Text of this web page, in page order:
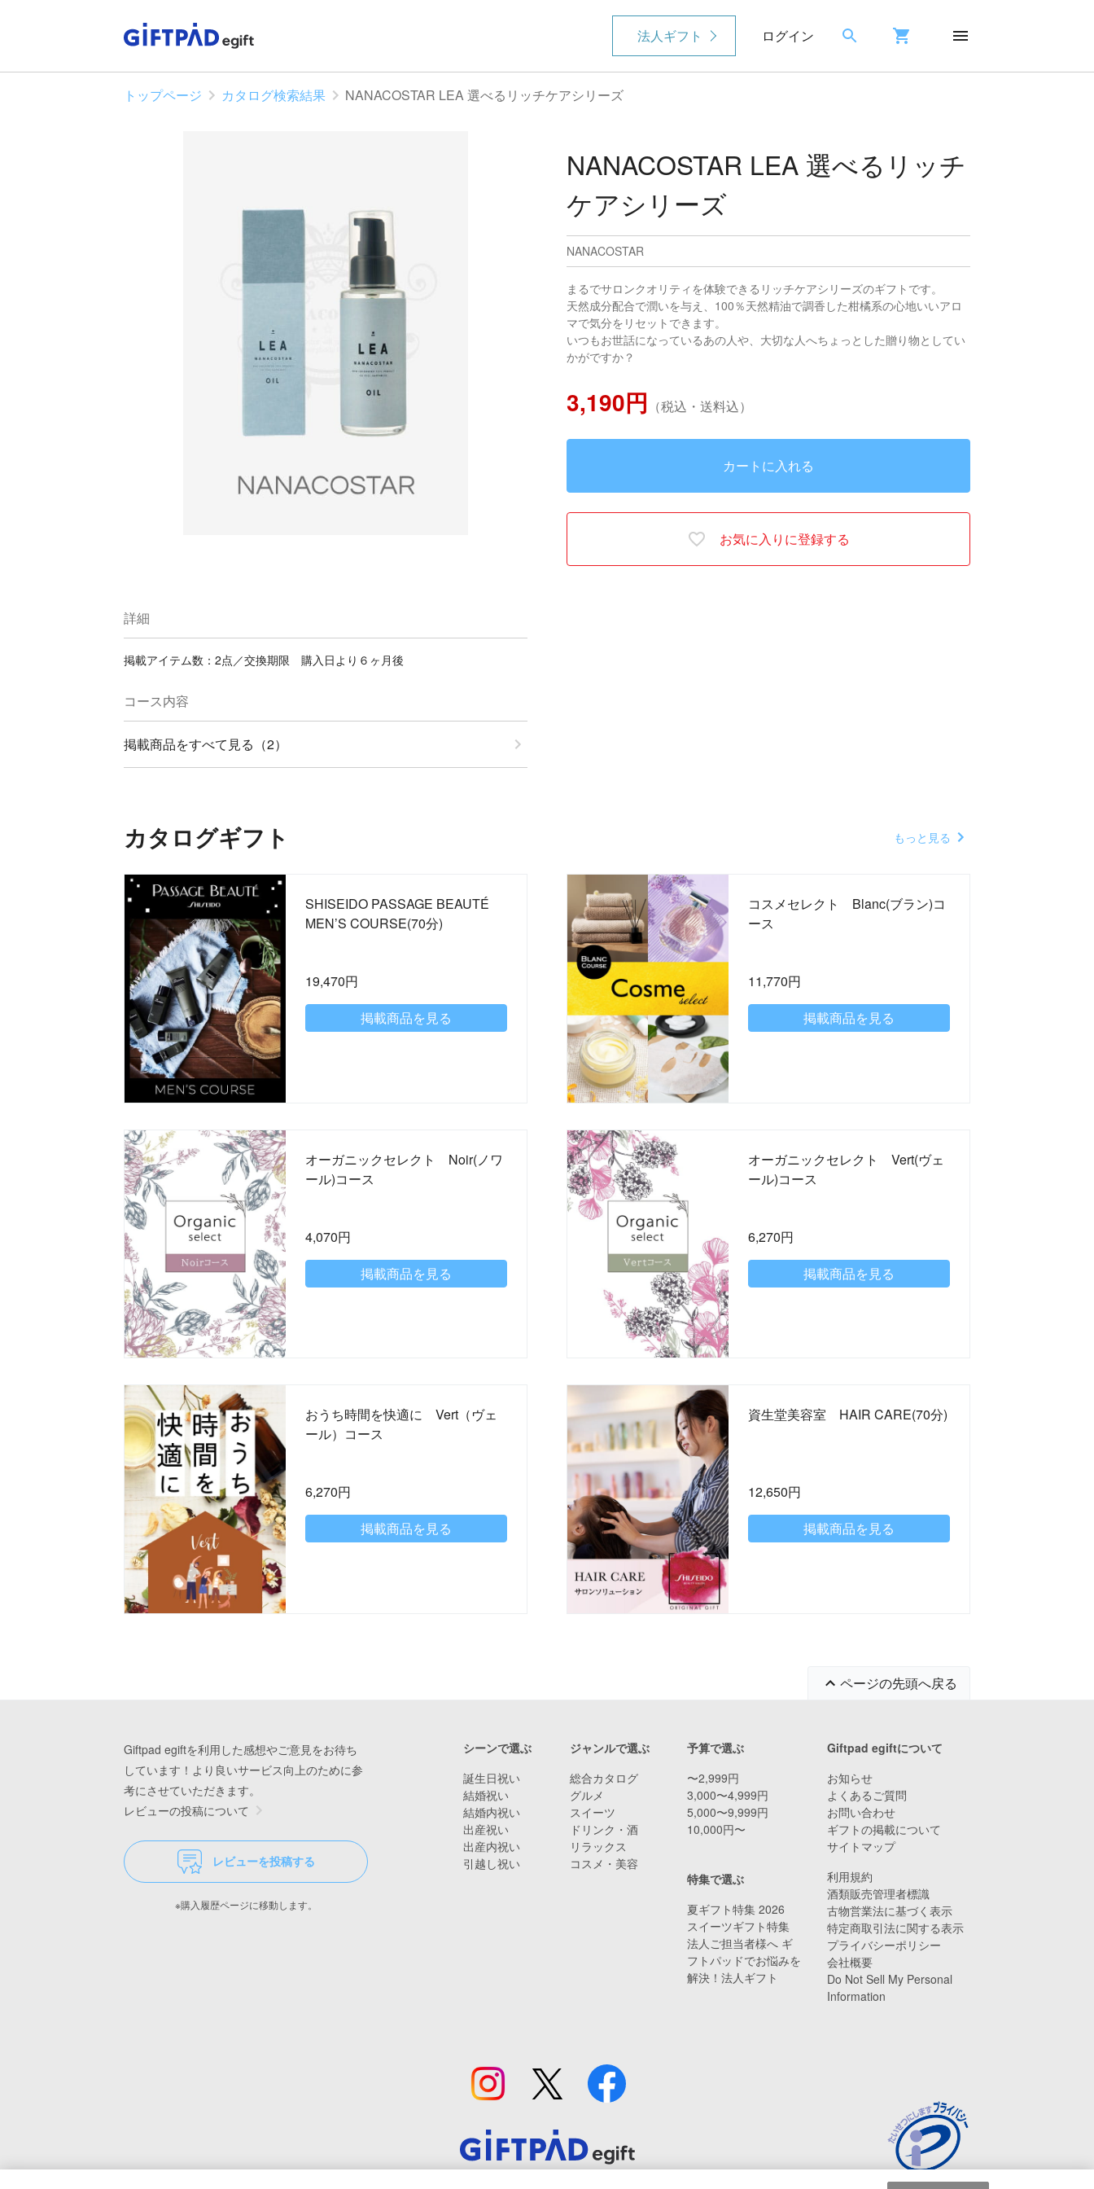
法人ギフト ログイン
トップページ カタログ検索結果 NANACOSTAR LEA 選べるリッチケアシリーズ
NANACOSTAR LEA 選べるリッチ
ケアシリーズ
NANACOSTAR
まるでサロンクオリティを体験できるリッチケアシリーズのギフトです。
天然成分配合で潤いを与え、100％天然精油で調香した柑橘系の心地いいアロ
マで気分をリセットできます。
いつもお世話になっているあの人や、大切な人へちょっとした贈り物としてい
かがですか？
3,190円 （税込・送料込）
カートに入れる
お気に入りに登録する
詳細
掲載アイテム数：2点／交換期限 購入日より６ヶ月後
コース内容
掲載商品をすべて見る（2）
カタログギフト もっと見る
SHISEIDO PASSAGE BEAUTÉ
MEN’S COURSE(70分)
19,470円
掲載商品を見る
コスメセレクト Blanc(ブラン)コ
ース
11,770円
掲載商品を見る
オーガニックセレクト Noir(ノワ
ール)コース
4,070円
掲載商品を見る
オーガニックセレクト Vert(ヴェ
ール)コース
6,270円
掲載商品を見る
おうち時間を快適に Vert（ヴェ
ール）コース
6,270円
掲載商品を見る
資生堂美容室 HAIR CARE(70分)
12,650円
掲載商品を見る
ページの先頭へ戻る
Giftpad egiftを利用した感想やご意見をお待ち
しています！より良いサービス向上のために参
考にさせていただきます。
レビューの投稿について
レビューを投稿する
※購入履歴ページに移動します。
シーンで選ぶ
誕生日祝い
結婚祝い
結婚内祝い
出産祝い
出産内祝い
引越し祝い
予算で選ぶ
〜2,999円
3,000〜4,999円
5,000〜9,999円
10,000円〜
ジャンルで選ぶ
総合カタログ
グルメ
スイーツ
ドリンク・酒
リラックス
コスメ・美容
特集で選ぶ
夏ギフト特集 2026
スイーツギフト特集
法人ご担当者様へ ギ
フトパッドでお悩みを
解決！法人ギフト
Giftpad egiftについて
お知らせ
よくあるご質問
お問い合わせ
ギフトの掲載について
サイトマップ
利用規約
酒類販売管理者標識
古物営業法に基づく表示
特定商取引法に関する表示
プライバシーポリシー
会社概要
Do Not Sell My Personal
Information